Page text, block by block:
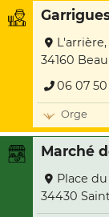
34160
06 07
Orge
Marché
Place
34430